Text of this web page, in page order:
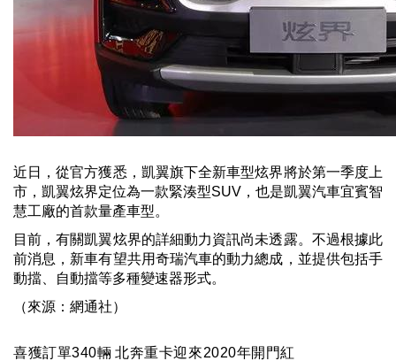
近日，從官方獲悉，凱翼旗下全新車型炫界將於第一季度上
市，凱翼炫界定位為一款緊湊型SUV，也是凱翼汽車宜賓智
慧工廠的首款量產車型。
目前，有關凱翼炫界的詳細動力資訊尚未透露。不過根據此
前消息，新車有望共用奇瑞汽車的動力總成，並提供包括手
動擋、自動擋等多種變速器形式。
（來源：網通社）
喜獲訂單340輛 北奔重卡迎來2020年開門紅